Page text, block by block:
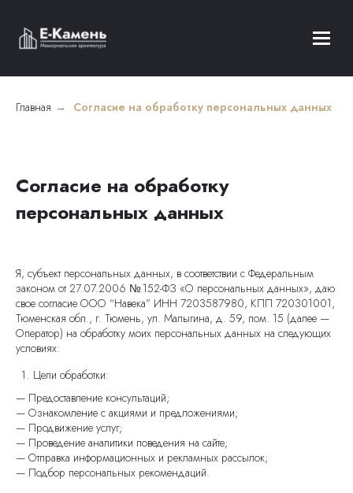
Главная → Согласие на обработку персональных данных
Согласие на обработку
персональных данных
Я, субъект персональных данных, в соответствии с Федеральным
законом от 27.07.2006 № 152-ФЗ «О персональных данных», даю
свое согласие ООО “Навека” ИНН 7203587980, КПП 720301001,
Тюменская обл., г. Тюмень, ул. Малыгина, д. 59, пом. 15 (далее —
Оператор) на обработку моих персональных данных на следующих
условиях:
Цели обработки:
— Предоставление консультаций;
— Ознакомление с акциями и предложениями;
— Продвижение услуг;
— Проведение аналитики поведения на сайте;
— Отправка информационных и рекламных рассылок;
— Подбор персональных рекомендаций.